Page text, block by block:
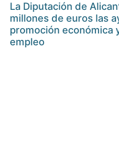
La Diputación de
millones de euros las
promoción económica
empleo